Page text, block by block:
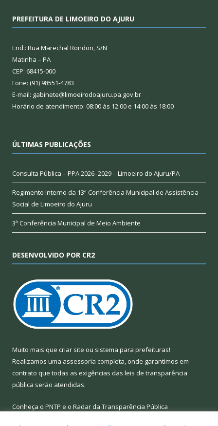
PREFEITURA DE LIMOEIRO DO AJURU
End.: Rua Marechal Rondon, S/N
Matinha – PA
CEP: 68415-000
Fone: (91) 98551-4783
E-mail: gabinete@limoeirodoajuru.pa.gov.br
Horário de atendimento: 08:00 às 12:00 e 14:00 às 18:00
ÚLTIMAS PUBLICAÇÕES
Consulta Pública – PPA 2026–2029 – Limoeiro do Ajuru/PA
Regimento Interno da 13ª Conferência Municipal de Assistência
Social de Limoeiro do Ajuru
3ª Conferência Municipal de Meio Ambiente
DESENVOLVIDO POR CR2
Muito mais que criar site ou sistema para prefeituras!
Realizamos uma assessoria completa, onde garantimos em
contrato que todas as exigências das leis de transparência
pública serão atendidas.
Conheça o PNTP e o Radar da Transparência Pública